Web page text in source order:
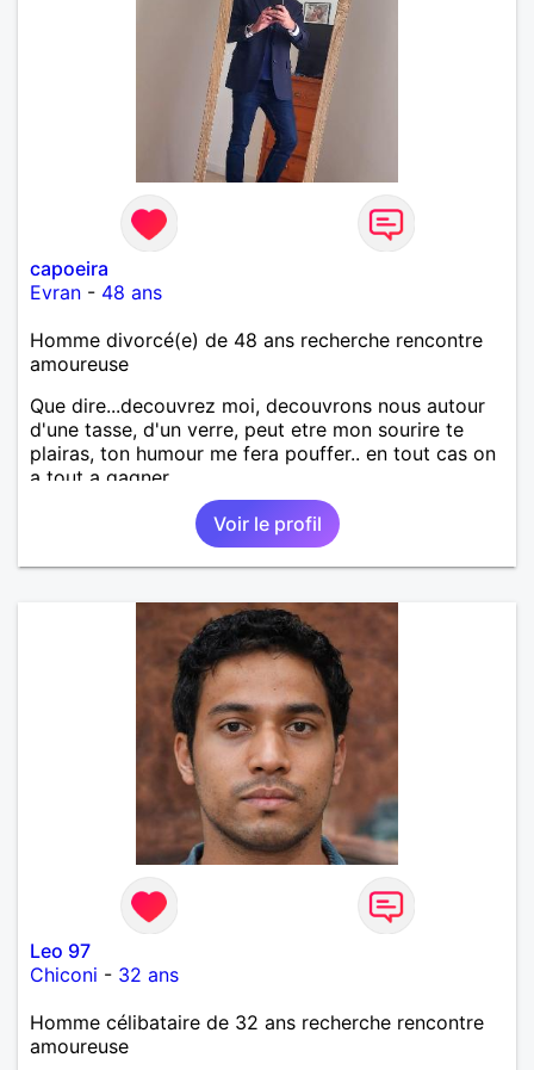
capoeira
Evran - 48 ans
Homme divorcé(e) de 48 ans recherche rencontre
amoureuse
Que dire...decouvrez moi, decouvrons nous autour
d'une tasse, d'un verre, peut etre mon sourire te
plairas, ton humour me fera pouffer.. en tout cas on
a tout a gagner.
Voir le profil
Leo 97
Chiconi - 32 ans
Homme célibataire de 32 ans recherche rencontre
amoureuse